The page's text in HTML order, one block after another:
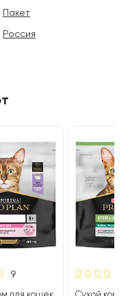
Пакет
Россия
9